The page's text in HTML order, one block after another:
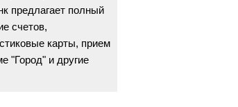
предлагает полный
счетов,
карты, прием
"Город" и другие